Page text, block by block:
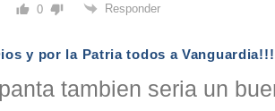
0 Responder
y por la Patria todos a
tambien seria un